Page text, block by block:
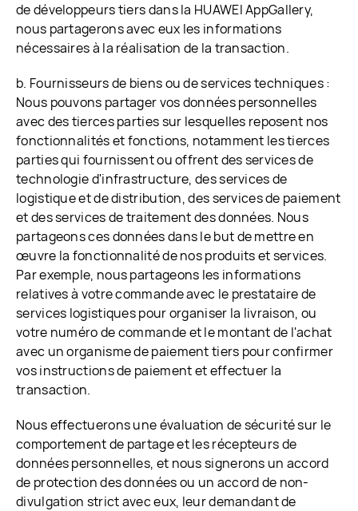
de développeurs tiers dans la HUAWEI AppGallery,
nous partagerons avec eux les informations
nécessaires à la réalisation de la transaction.
b. Fournisseurs de biens ou de services techniques :
Nous pouvons partager vos données personnelles
avec des tierces parties sur lesquelles reposent nos
fonctionnalités et fonctions, notamment les tierces
parties qui fournissent ou offrent des services de
technologie d'infrastructure, des services de
logistique et de distribution, des services de paiement
et des services de traitement des données. Nous
partageons ces données dans le but de mettre en
œuvre la fonctionnalité de nos produits et services.
Par exemple, nous partageons les informations
relatives à votre commande avec le prestataire de
services logistiques pour organiser la livraison, ou
votre numéro de commande et le montant de l'achat
avec un organisme de paiement tiers pour confirmer
vos instructions de paiement et effectuer la
transaction.
Nous effectuerons une évaluation de sécurité sur le
comportement de partage et les récepteurs de
données personnelles, et nous signerons un accord
de protection des données ou un accord de non-
divulgation strict avec eux, leur demandant de